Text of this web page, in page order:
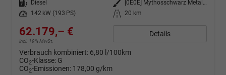
Kraftstoff
Diesel Außenfarbe
[0E0E] Mythosschwarz Metallic
Leistung
142 kW (193 PS) Kilometerstand 20 km
62.179,– €
incl. 19% MwSt.
Details
Verbrauch kombiniert: 6,80 l/100km
CO2-Klasse: G
CO2-Emissionen: 178,00 g/km